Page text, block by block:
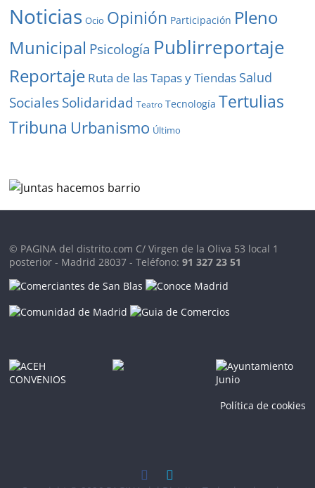
Noticias Ocio Opinión Participación Pleno
Municipal Psicología Publirreportaje
Reportaje Ruta de las Tapas y Tiendas Salud
SocialesSolidaridad Teatro Tecnología Tertulias
Tribuna Urbanismo Último
© PAGINA del distrito.com C/ Virgen de la Oliva 53 local 1
posterior - Madrid 28037 - Teléfono:91 327 23 51
Política de cookies